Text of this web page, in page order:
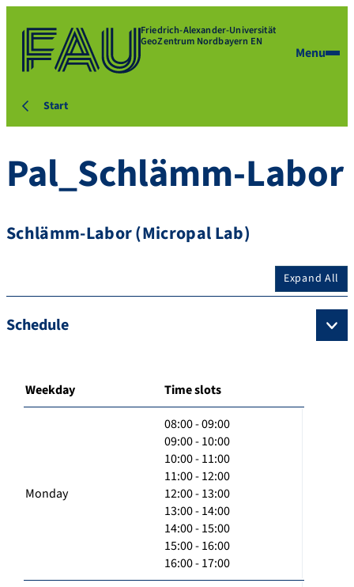
Friedrich-Alexander-Universität
GeoZentrum Nordbayern EN
Menu
Start
Pal_Schlämm-Labor
Schlämm-Labor (Micropal Lab)
Expand All
Schedule
Weekday Time slots
Monday
08:00 - 09:00
09:00 - 10:00
10:00 - 11:00
11:00 - 12:00
12:00 - 13:00
13:00 - 14:00
14:00 - 15:00
15:00 - 16:00
16:00 - 17:00